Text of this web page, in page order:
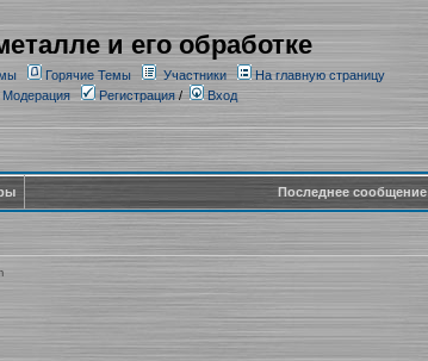
и его обработке
Горячие Темы Участники
На главную страницу
Модерация
Регистрация/ Вход
Последнее сообщение